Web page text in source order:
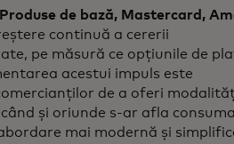
de bază, Mastercard,
continuă a cererii
pe măsură ce opțiunile de
acestui impuls este
de a oferi
și oriunde s-ar afla
mai modernă și